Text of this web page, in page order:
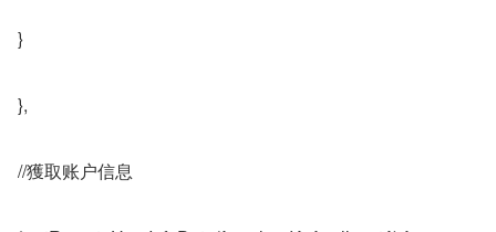
}
},
//獲取账户信息